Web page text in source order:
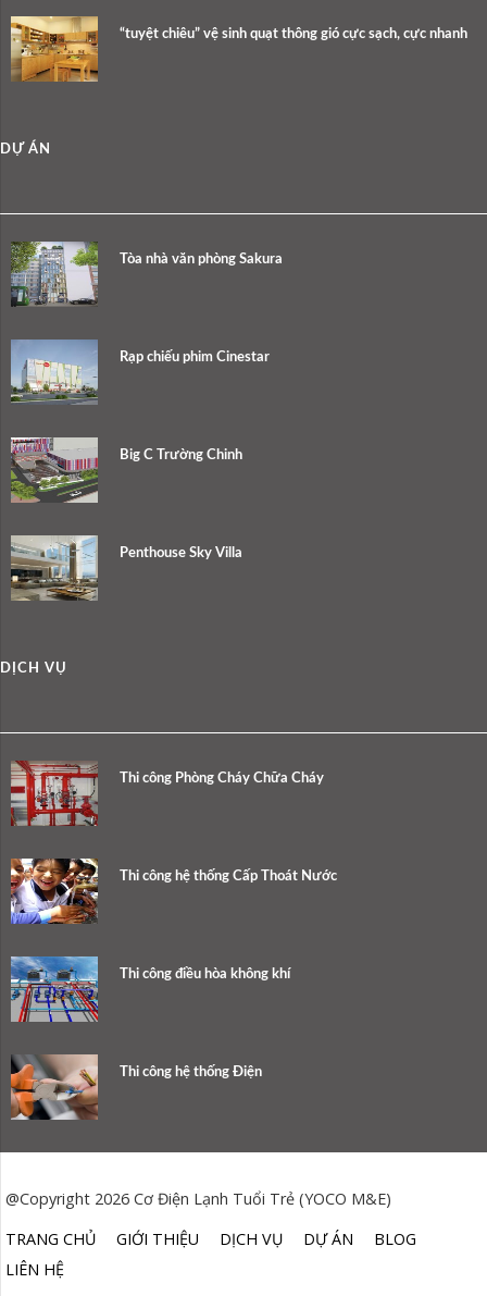
“tuyệt chiêu” vệ sinh quạt thông gió cực sạch, cực nhanh
DỰ ÁN
Tòa nhà văn phòng Sakura
Rạp chiếu phim Cinestar
Big C Trường Chinh
Penthouse Sky Villa
DỊCH VỤ
Thi công Phòng Cháy Chữa Cháy
Thi công hệ thống Cấp Thoát Nước
Thi công điều hòa không khí
Thi công hệ thống Điện
@Copyright 2026 Cơ Điện Lạnh Tuổi Trẻ (YOCO M&E)
TRANG CHỦ
GIỚI THIỆU DỊCH VỤ DỰ ÁN
BLOG
LIÊN HỆ